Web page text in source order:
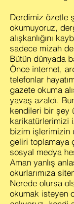
Derdimiz özetle
okumuyoruz,
alışkanlığını
sadece mizah
Bütün dünyada
Önce internet,
telefonlar
gazete okuma
yavaş azaldı.
kendileri bir şey
karikatürlerimizi
bizim işlerimizin
geliri toplamaya
sosyal medya
Aman yanlış
okurlarımıza
Nerede olursa
okumak isteyen